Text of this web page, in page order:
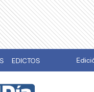
EDICTOS